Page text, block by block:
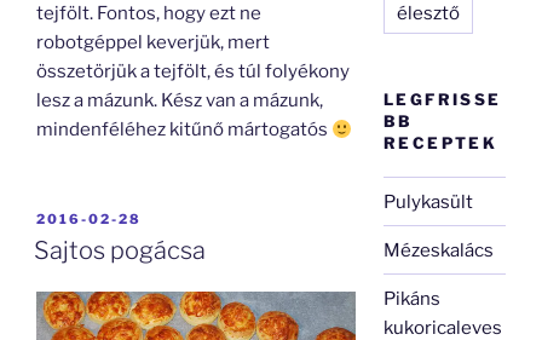
tejfölt. Fontos, hogy ezt ne
robotgéppel keverjük, mert
összetörjük a tejfölt, és túl folyékony
lesz a mázunk. Kész van a mázunk,
mindenféléhez kitűnő mártogatós
BEKÜLDVE:
2016-02-28
Sajtos pogácsa
élesztő
LEGFRISSE
BB
RECEPTEK
Pulykasült
Mézeskalács
Pikáns
kukoricaleves